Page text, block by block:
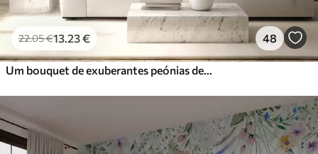
22.05€13 .23€ 48